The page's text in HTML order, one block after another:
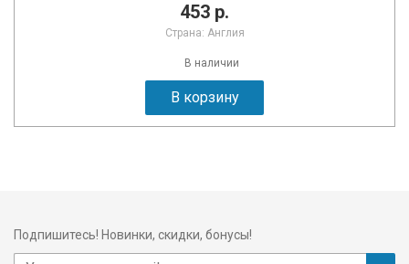
453 р.
Страна: Англия
В наличии
В корзину
Подпишитесь! Новинки, скидки, бонусы!